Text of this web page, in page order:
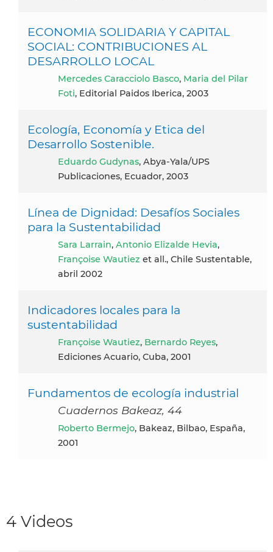
ECONOMIA SOLIDARIA Y CAPITAL
SOCIAL: CONTRIBUCIONES AL
DESARROLLO LOCAL
Mercedes Caracciolo Basco, Maria del Pilar
Foti, Editorial Paidos Iberica, 2003
Ecología, Economía y Etica del
Desarrollo Sostenible.
Eduardo Gudynas, Abya-Yala/UPS
Publicaciones, Ecuador, 2003
Línea de Dignidad: Desafíos Sociales
para la Sustentabilidad
Sara Larrain, Antonio Elizalde Hevia,
Françoise Wautiez et all., Chile Sustentable,
abril 2002
Indicadores locales para la
sustentabilidad
Françoise Wautiez, Bernardo Reyes,
Ediciones Acuario, Cuba, 2001
Fundamentos de ecología industrial
Cuadernos Bakeaz, 44
Roberto Bermejo, Bakeaz, Bilbao, España,
2001
4 Videos